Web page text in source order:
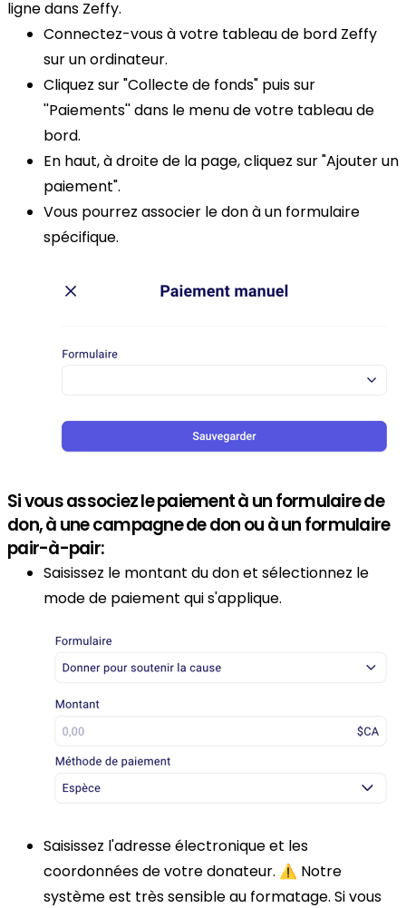
ligne dans Zeffy.
Connectez-vous à votre tableau de bord Zeffy
sur un ordinateur.
Cliquez sur "Collecte de fonds" puis sur
''Paiements'' dans le menu de votre tableau de
bord.
En haut, à droite de la page, cliquez sur "Ajouter un
paiement".
Vous pourrez associer le don à un formulaire
spécifique.
Si vous associez le paiement à un formulaire de
don, à une campagne de don ou à un formulaire
pair-à-pair:
Saisissez le montant du don et sélectionnez le
mode de paiement qui s'applique.
Saisissez l'adresse électronique et les
coordonnées de votre donateur. ⚠️ Notre
système est très sensible au formatage. Si vous